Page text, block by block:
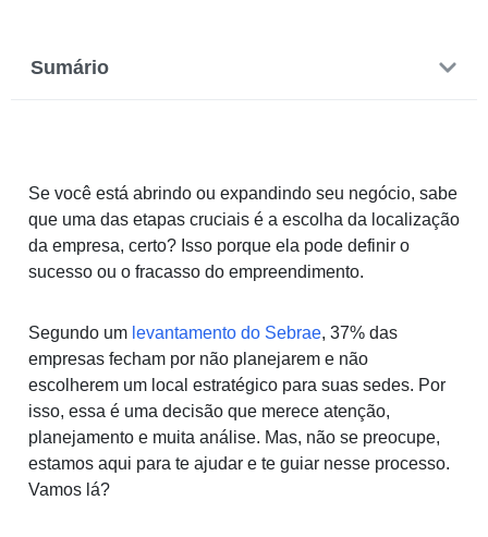
Sumário
Se você está abrindo ou expandindo seu negócio, sabe
que uma das etapas cruciais é a escolha da localização
da empresa, certo? Isso porque ela pode definir o
sucesso ou o fracasso do empreendimento.
Segundo um levantamento do Sebrae, 37% das
empresas fecham por não planejarem e não
escolherem um local estratégico para suas sedes. Por
isso, essa é uma decisão que merece atenção,
planejamento e muita análise. Mas, não se preocupe,
estamos aqui para te ajudar e te guiar nesse processo.
Vamos lá?